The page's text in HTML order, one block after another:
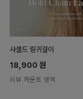
사셀드 링귀걸이
18,900 원
리뷰 카운트 영역